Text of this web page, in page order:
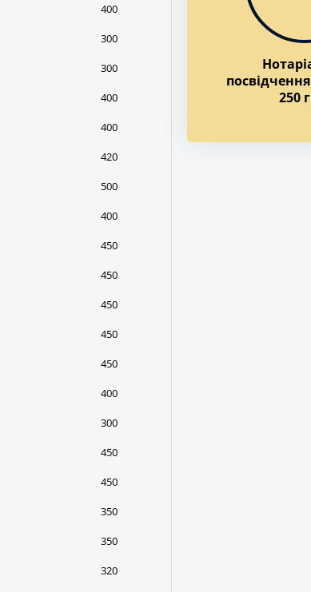
400
300
300
400
400
420
500
400
450
450
450
450
450
400
300
450
450
350
350
320
250